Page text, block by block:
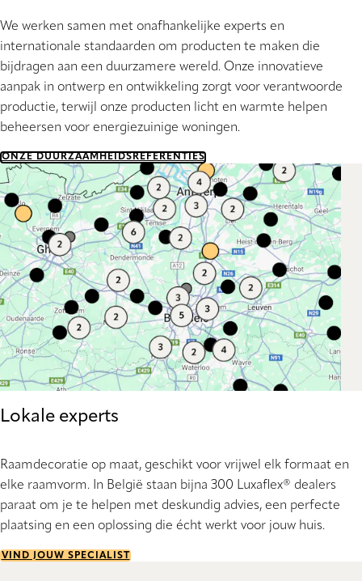
We werken samen met onafhankelijke experts en
internationale standaarden om producten te maken die
bijdragen aan een duurzamere wereld. Onze innovatieve
aanpak in ontwerp en ontwikkeling zorgt voor verantwoorde
productie, terwijl onze producten licht en warmte helpen
beheersen voor energiezuinige woningen.
ONZE DUURZAAMHEIDSREFERENTIES
Lokale experts
Raamdecoratie op maat, geschikt voor vrijwel elk formaat en
elke raamvorm. In België staan bijna 300 Luxaflex® dealers
paraat om je te helpen met deskundig advies, een perfecte
plaatsing en een oplossing die écht werkt voor jouw huis.
VIND JOUW SPECIALIST